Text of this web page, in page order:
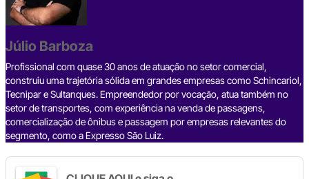
o
o
k
s
Júlio Barboza
Profissional com quase 30 anos de atuação no setor comercial,
construiu uma trajetória sólida em grandes empresas como Schincariol,
Tecnipar e Sultanques. Empreendedor por vocação, atua também no
setor de transportes, com experiência na venda de passagens,
comercialização de ônibus e passagem por empresas relevantes do
segmento, como a Expresso São Luiz.